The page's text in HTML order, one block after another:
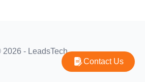
2026 - LeadsTech
Contact Us